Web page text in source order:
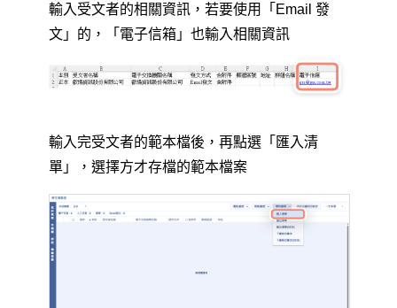
輸入受文者的相關資訊，若要使用「Email 發
文」的，「電子信箱」也輸入相關資訊
輸入完受文者的範本檔後，再點選「匯入清
單」，選擇方才存檔的範本檔案